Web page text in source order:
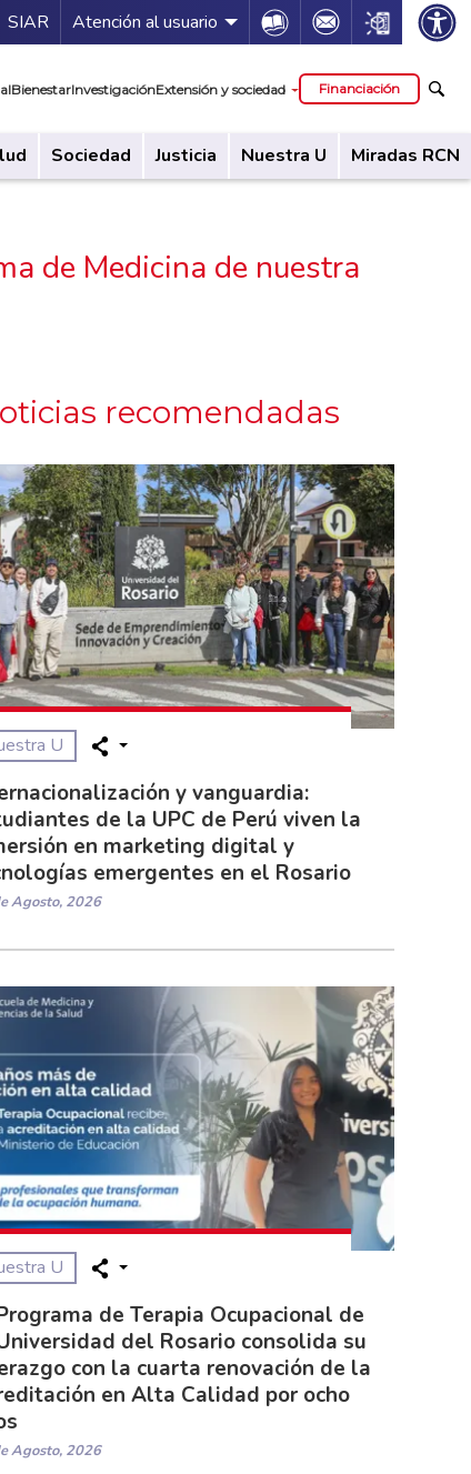
de servicios
SIAR Atención al usuario Icon Icon Icon
BienestarInvestigaciónExtensión y sociedad Financiación
Sociedad Justicia Nuestra U Miradas RCN
de Medicina de nuestra
recomendadas
U
y vanguardia:
de la UPC de Perú viven la
en marketing digital y
emergentes en el Rosario
Agosto, 2026
U
de Terapia Ocupacional de
del Rosario consolida su
con la cuarta renovación de la
en Alta Calidad por ocho
Agosto, 2026